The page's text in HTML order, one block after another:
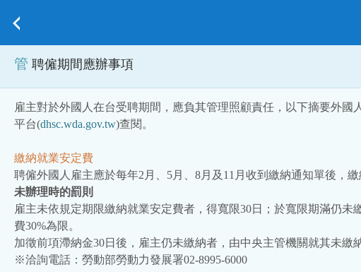
管 聘僱期間應辦事項
雇主對於外國人在台受聘期間，應負其管理照顧責任，以下摘要外
平台(dhsc.wda.gov.tw)查閱。
繳納就業安定費
聘僱外國人雇主應於每年2月、5月、8月及11月收到繳納通知單後，
未辦理時的罰則
雇主未依規定期限繳納就業安定費者，得寬限30日；於寬限期滿仍
費30%為限。
加徵前項滯納金30日後，雇主仍未繳納者，由中央主管機關就其未
※洽詢電話：勞動部勞動力發展署02-8995-6000